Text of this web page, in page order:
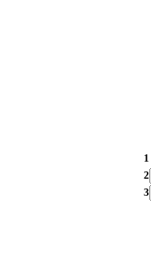
1
2
3